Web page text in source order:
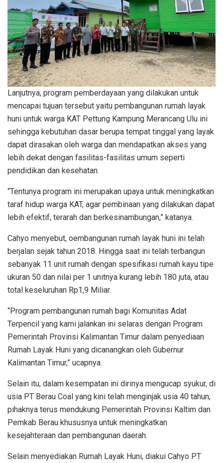
Lanjutnya, program pemberdayaan yang dilakukan untuk
mencapai tujuan tersebut yaitu pembangunan rumah layak
huni untuk warga KAT Pettung Kampung Merancang Ulu ini
sehingga kebutuhan dasar berupa tempat tinggal yang layak
dapat dirasakan oleh warga dan mendapatkan akses yang
lebih dekat dengan fasilitas-fasilitas umum seperti
pendidikan dan kesehatan.
“Tentunya program ini merupakan upaya untuk meningkatkan
taraf hidup warga KAT, agar pembinaan yang dilakukan dapat
lebih efektif, terarah dan berkesinambungan,” katanya.
Cahyo menyebut, oembangunan rumah layak huni ini telah
berjalan sejak tahun 2018. Hingga saat ini telah terbangun
sebanyak 11 unit rumah dengan spesifikasi rumah kayu tipe
ukuran 50 dan nilai per 1 unitnya kurang lebih 180 juta, atau
total keseluruhan Rp1,9 Miliar.
“Program pembangunan rumah bagi Komunitas Adat
Terpencil yang kami jalankan ini selaras dengan Program
Pemerintah Provinsi Kalimantan Timur dalam penyediaan
Rumah Layak Huni yang dicanangkan oleh Gubernur
Kalimantan Timur,” ucapnya.
Selain itu, dalam kesempatan ini dirinya mengucap syukur, di
usia PT Berau Coal yang kini telah menginjak usia 40 tahun,
pihaknya terus mendukung Pemerintah Provinsi Kaltim dan
Pemkab Berau khususnya untuk meningkatkan
kesejahteraan dan pembangunan daerah.
Selain menyediakan Rumah Layak Huni, diakui Cahyo PT